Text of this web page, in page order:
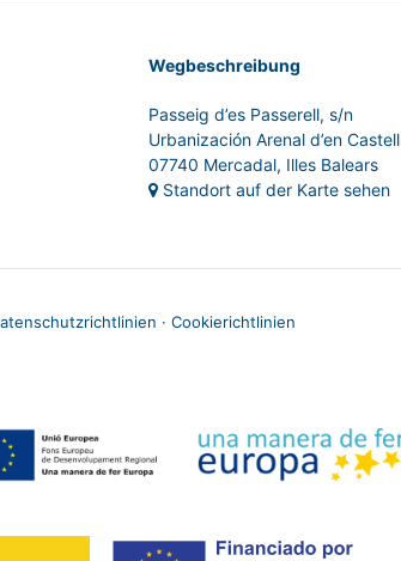
Wegbeschreibung
Passeig d’es Passerell, s/n
Urbanización Arenal d’en Castell
07740 Mercadal, Illes Balears
Standort auf der Karte sehen
· Cookierichtlinien